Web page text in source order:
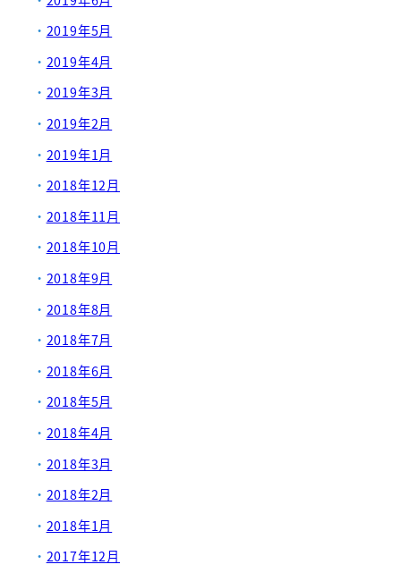
2019年5月
2019年4月
2019年3月
2019年2月
2019年1月
2018年12月
2018年11月
2018年10月
2018年9月
2018年8月
2018年7月
2018年6月
2018年5月
2018年4月
2018年3月
2018年2月
2018年1月
2017年12月